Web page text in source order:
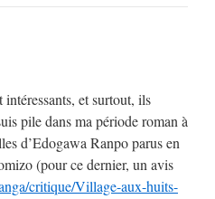
et surtout, ils
pile dans ma période roman à
d’Edogawa Ranpo parus en
(pour ce dernier, un avis
critique/Village-aux-huits-